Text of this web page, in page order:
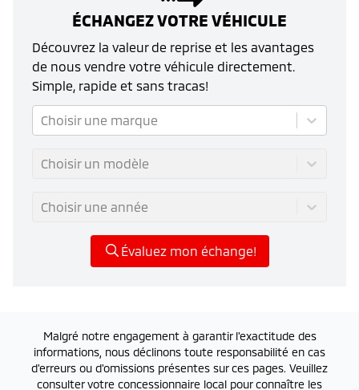
ÉCHANGEZ VOTRE VÉHICULE
Découvrez la valeur de reprise et les avantages
de nous vendre votre véhicule directement.
Simple, rapide et sans tracas!
Choisir une marque
Choisir un modèle
Choisir une année
Évaluez mon échange!
Malgré notre engagement à garantir l'exactitude des
informations, nous déclinons toute responsabilité en cas
d'erreurs ou d'omissions présentes sur ces pages. Veuillez
consulter votre concessionnaire local pour connaître les